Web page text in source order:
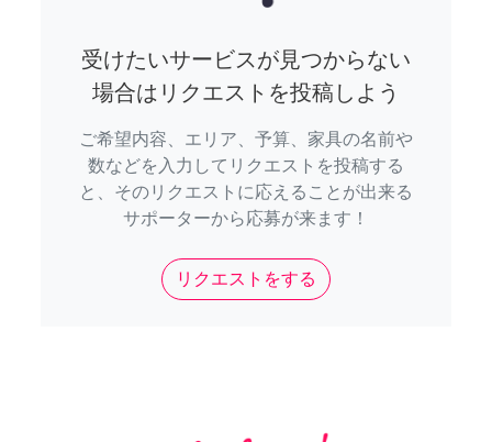
受けたいサービスが見つからない
場合はリクエストを投稿しよう
ご希望内容、エリア、予算、家具の名前や
数などを入力してリクエストを投稿する
と、そのリクエストに応えることが出来る
サポーターから応募が来ます！
リクエストをする